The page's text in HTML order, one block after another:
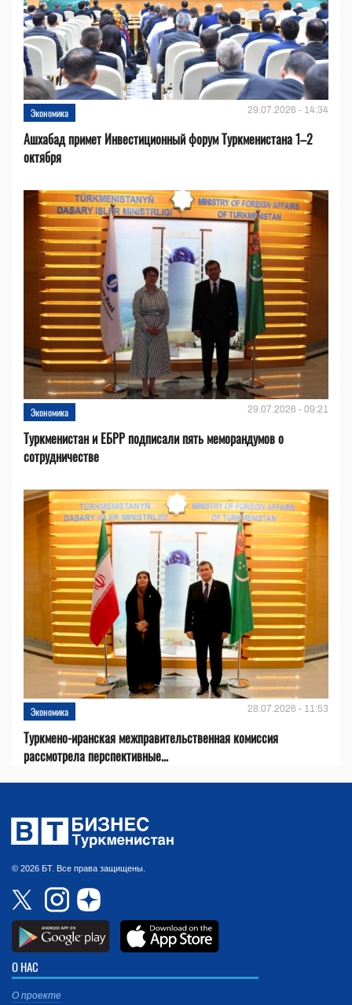
Экономика 29.07.2026 - 14:34
Ашхабад примет Инвестиционный форум Туркменистана 1–2
октября
Экономика 29.07.2026 - 09:21
Туркменистан и ЕБРР подписали пять меморандумов о
сотрудничестве
Экономика 28.07.2026 - 11:53
Туркмено-иранская межправительственная комиссия
рассмотрела перспективные...
© 2026 БТ. Все права защищены.
О НАС
О проекте